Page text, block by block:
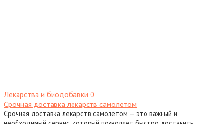
Лекарства и биодобавки 0
Срочная доставка лекарств самолетом
Срочная доставка лекарств самолетом — это важный и